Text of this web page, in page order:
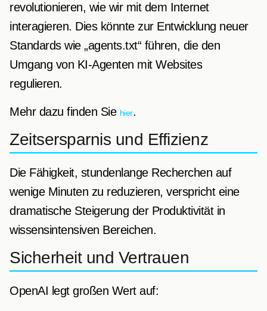
revolutionieren, wie wir mit dem Internet
interagieren. Dies könnte zur Entwicklung neuer
Standards wie „agents.txt“ führen, die den
Umgang von KI-Agenten mit Websites
regulieren.
Mehr dazu finden Sie hier.
Zeitsersparnis und Effizienz
Die Fähigkeit, stundenlange Recherchen auf
wenige Minuten zu reduzieren, verspricht eine
dramatische Steigerung der Produktivität in
wissensintensiven Bereichen.
Sicherheit und Vertrauen
OpenAI legt großen Wert auf: